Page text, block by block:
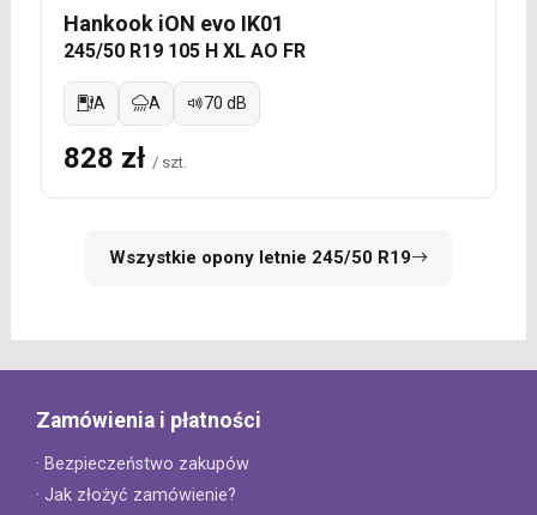
Hankook iON evo IK01
245/50 R19 105 H XL AO FR
A A 70 dB
828 zł / szt.
Wszystkie opony letnie 245/50 R19
Zamówienia i płatności
· Bezpieczeństwo zakupów
· Jak złożyć zamówienie?